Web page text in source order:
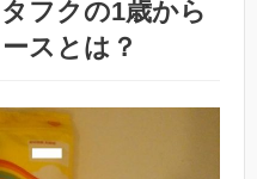
フクの1歳から
スとは？